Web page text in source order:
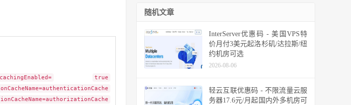
true
随机文章
InterServer优惠码 - 美国VPS特
价月付3美元起洛杉矶/达拉斯/纽
约机房可选
2026-08-06
轻云互联优惠码 - 不限流量云服
务器17.6元/月起国内外多机房可